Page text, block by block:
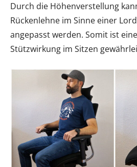
Durch die Höhenverstellung
Rückenlehne im Sinne einer
angepasst werden. Somit ist
Stützwirkung im Sitzen